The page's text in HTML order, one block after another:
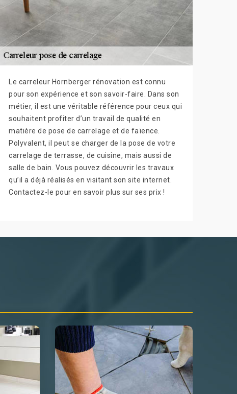
Le carreleur Hornberger rénovation est connu
pour son expérience et son savoir-faire. Dans son
métier, il est une véritable référence pour ceux qui
souhaitent profiter d’un travail de qualité en
matière de pose de carrelage et de faïence.
Polyvalent, il peut se charger de la pose de votre
carrelage de terrasse, de cuisine, mais aussi de
salle de bain. Vous pouvez découvrir les travaux
qu’il a déjà réalisés en visitant son site internet.
Contactez-le pour en savoir plus sur ses prix !